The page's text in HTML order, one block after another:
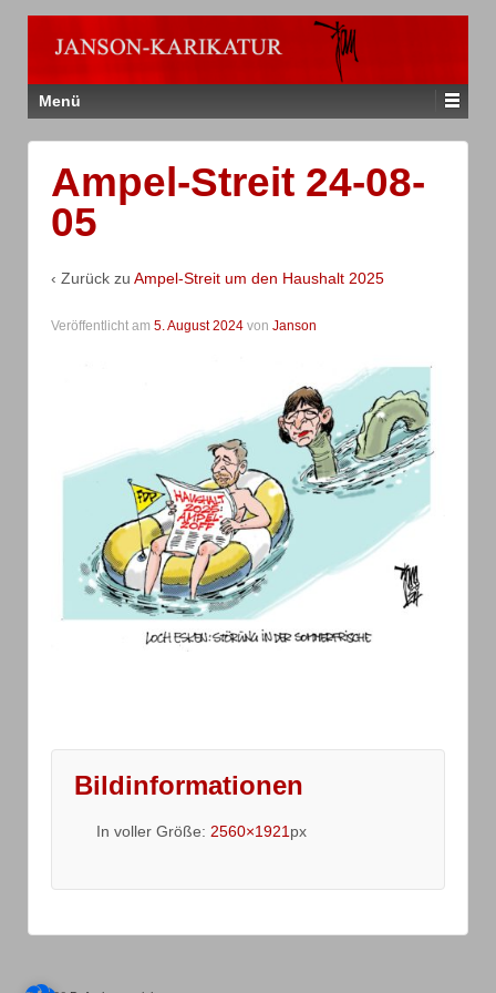
Menü
Ampel-Streit 24-08-
05
‹ Zurück zu Ampel-Streit um den Haushalt 2025
Veröffentlicht am 5. August 2024 von Janson
Bildinformationen
In voller Größe: 2560×1921 px